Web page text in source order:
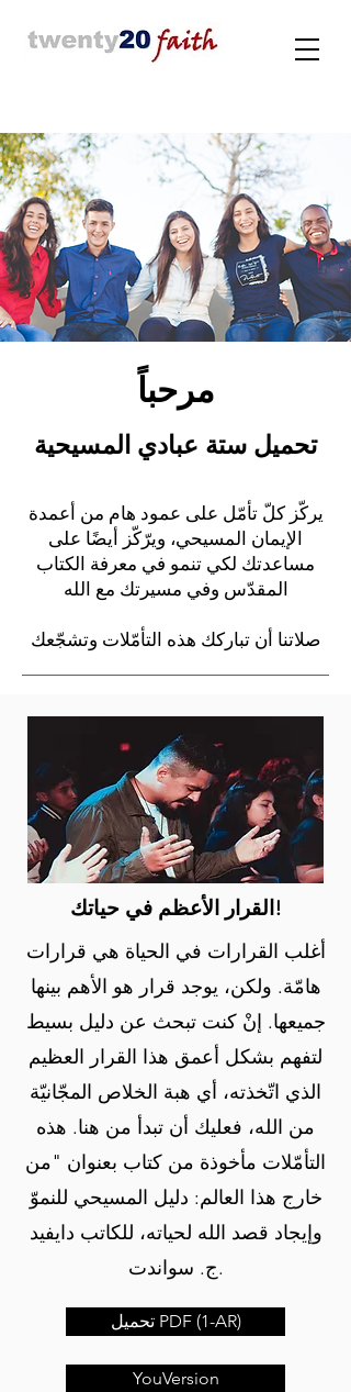
مرحباً
تحميل ستة عبادي المسيحية
يركّز كلّ تأمّل على عمود هام من أعمدة
الإيمان المسيحي، ويرّكّز أيضًا على
مساعدتك لكي تنمو في معرفة الكتاب
المقدّس وفي مسيرتك مع الله
صلاتنا أن تباركك هذه ا لتأمّلات وتشجّعك
القرار الأعظم في حياتك!
أغلب القرارات في الحياة هي قرارات
هامّة. ولكن، يوجد قرار هو الأهم بينها
جميعها. إنْ كنت تبحث عن دليل بسيط
لتفهم بشكل أعمق هذا القرار العظيم
الذي اتّخذته، أي هبة الخلاص المجّانيّة
من الله، فعليك أن تبدأ من هنا. هذه
التأمّلات مأخوذة من كتاب بعنوان "من
خارج هذا العالم: دليل المسيحي للنموّ
وإيجاد قصد الله لحياته، للكاتب دايفيد
ج. سواندت.
تحميل PDF (1-AR)
YouVersion